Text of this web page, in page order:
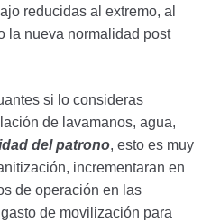
reducidas al extremo, al
la nueva normalidad post
si lo consideras
de lavamanos, agua,
del patrono, esto es muy
incrementaran en
de operación en las
de movilización para